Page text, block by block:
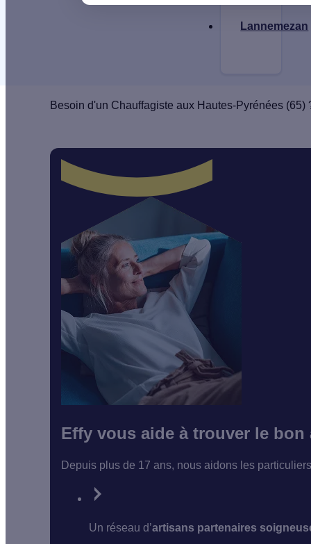
Lannemezan
Besoin d'un Chauffagiste aux Hautes-Pyrénées
Effy vous aide à trouver le bon
Depuis plus de 17 ans, nous aidons les
Un réseau d’artisans partenaires